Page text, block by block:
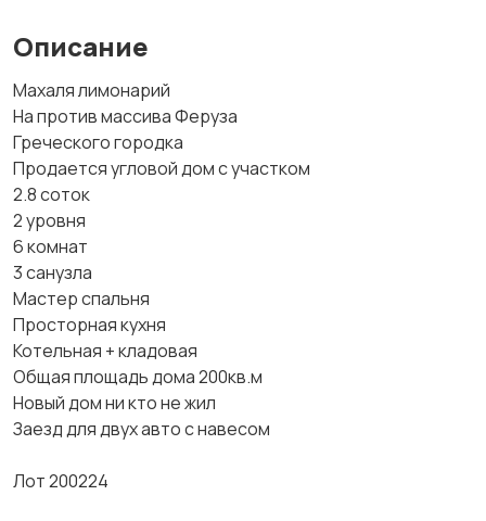
Описание
Махаля лимонарий
На против массива Феруза
Греческого городка
Продается угловой дом с участком
2.8 соток
2 уровня
6 комнат
3 санузла
Мастер спальня
Просторная кухня
Котельная + кладовая
Общая площадь дома 200кв.м
Новый дом ни кто не жил
Заезд для двух авто с навесом
Лот 200224